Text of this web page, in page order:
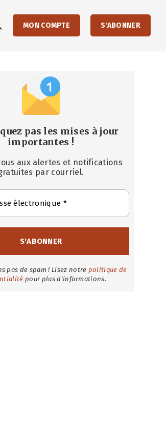
MON COMPTE S'ABONNER
pas les mises à jour
importantes !
aux alertes et notifications
par courriel.
pas de spam ! Lisez notre politique de
pour plus d'informations.